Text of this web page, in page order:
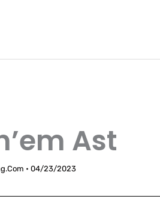
Ast
• 04/23/2023